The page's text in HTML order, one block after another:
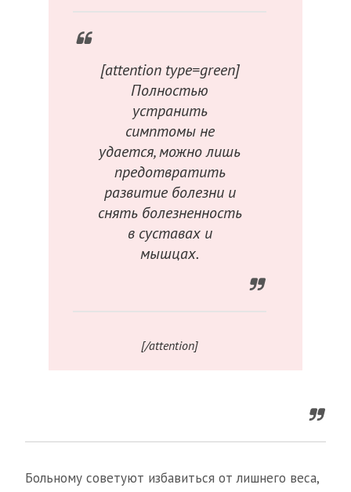
[attention type=green]
Полностью
устранить
симптомы не
удается, можно лишь
предотвратить
развитие болезни и
снять болезненность
в суставах и
мышцах.
[/attention]
Больному советуют избавиться от лишнего веса,